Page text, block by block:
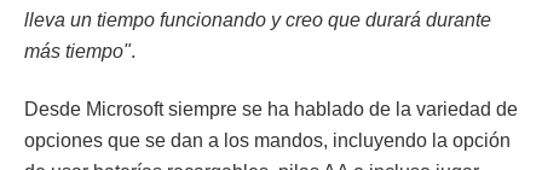
lleva un tiempo funcionando y creo que durará durante
más tiempo".
Desde Microsoft siempre se ha hablado de la variedad de
opciones que se dan a los mandos, incluyendo la opción